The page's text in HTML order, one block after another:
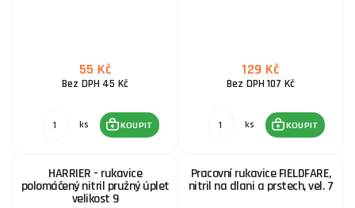
55 Kč
Bez DPH 45 Kč
ks KOUPIT
129 Kč
Bez DPH 107 Kč
ks KOUPIT
HARRIER - rukavice
polomáčený nitril pružný úplet
velikost 9
Pracovní rukavice FIELDFARE,
nitril na dlani a prstech, vel. 7